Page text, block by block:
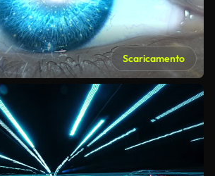
Scaricamento